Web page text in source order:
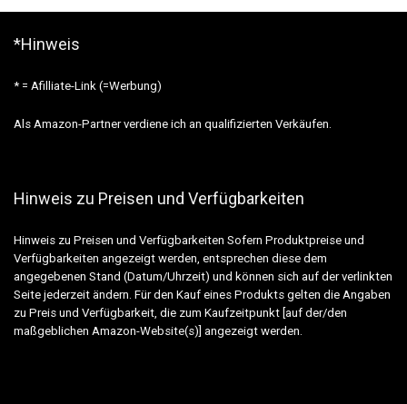
*Hinweis
* = Afilliate-Link (=Werbung)
Als Amazon-Partner verdiene ich an qualifizierten Verkäufen.
Hinweis zu Preisen und Verfügbarkeiten
Hinweis zu Preisen und Verfügbarkeiten Sofern Produktpreise und
Verfügbarkeiten angezeigt werden, entsprechen diese dem
angegebenen Stand (Datum/Uhrzeit) und können sich auf der verlinkten
Seite jederzeit ändern. Für den Kauf eines Produkts gelten die Angaben
zu Preis und Verfügbarkeit, die zum Kaufzeitpunkt [auf der/den
maßgeblichen Amazon-Website(s)] angezeigt werden.